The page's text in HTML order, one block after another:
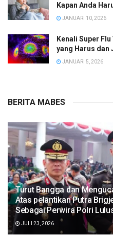
Kapan Anda
JANUARI 10, 2026
Kenali Super
yang Harus dan
JANUARI 5, 2026
BERITA MABES
Turut Bangga dan
Atas pelantikan Putra
Sebagai Perwira Polri
JULI 23, 2026